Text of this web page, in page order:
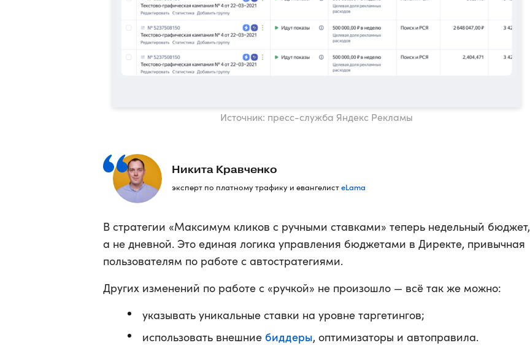
Источник: пресс-служба Яндекс Рекламы
Никита Кравченко
эксперт по платному трафику и евангелистeLama
В стратегии «Максимум кликов с ручными ставками» теперь недельный бюджет,
а не дневной. Это единая логика управления бюджетами в Директе, привычная
пользователям по работе с автостратегиями.
Других изменений по работе с «ручкой» не произошло — всё так же можно:
указывать уникальные ставки на уровне таргетингов;
использовать внешние биддеры, оптимизаторы и автоправила.